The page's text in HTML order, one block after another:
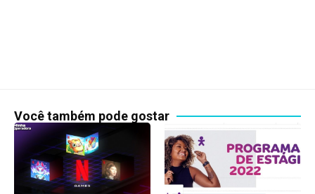
Você também pode gostar